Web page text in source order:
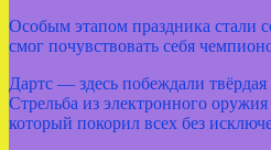
Особым этапом праздника стали
смог почувствовать себя
Дартс — здесь побеждали
Стрельба из электронного
который покорил всех без